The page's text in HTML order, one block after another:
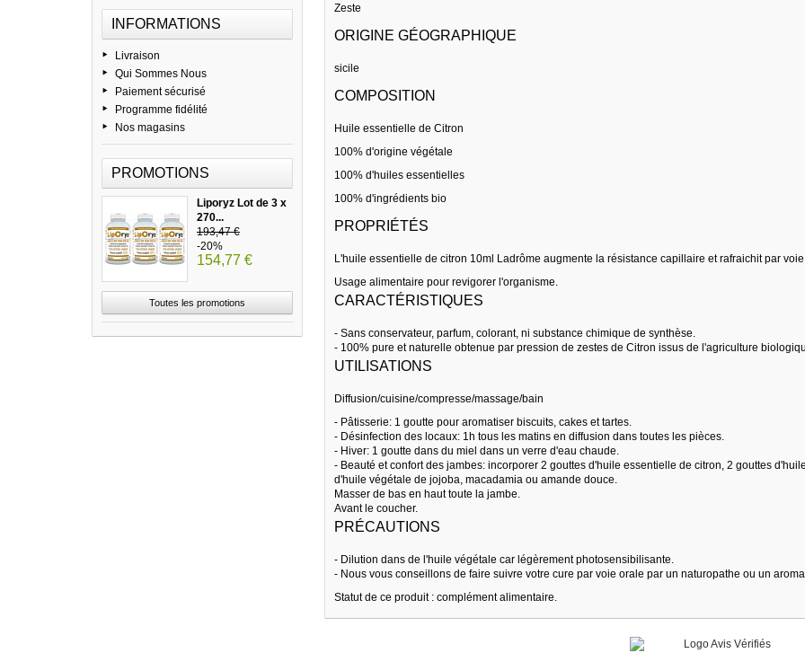
INFORMATIONS
Livraison
Qui Sommes Nous
Paiement sécurisé
Programme fidélité
Nos magasins
PROMOTIONS
Liporyz Lot de 3 x
270...
193,47 €
-20%
154,77 €
Toutes les promotions
Zeste
ORIGINE GÉOGRAPHIQUE
sicile
COMPOSITION
Huile essentielle de Citron
100% d'origine végétale
100% d'huiles essentielles
100% d'ingrédients bio
PROPRIÉTÉS
L'huile essentielle de citron 10ml Ladrôme augmente la résistance capillaire et rafraichit par
Usage alimentaire pour revigorer l'organisme.
CARACTÉRISTIQUES
- Sans conservateur, parfum, colorant, ni substance chimique de synthèse.
- 100% pure et naturelle obtenue par pression de zestes de Citron issus de l'agriculture
UTILISATIONS
Diffusion/cuisine/compresse/massage/bain
- Pâtisserie: 1 goutte pour aromatiser biscuits, cakes et tartes.
- Désinfection des locaux: 1h tous les matins en diffusion dans toutes les pièces.
- Hiver: 1 goutte dans du miel dans un verre d'eau chaude.
- Beauté et confort des jambes: incorporer 2 gouttes d'huile essentielle de citron, 2 gouttes
d'huile végétale de jojoba, macadamia ou amande douce.
Masser de bas en haut toute la jambe.
Avant le coucher.
PRÉCAUTIONS
- Dilution dans de l'huile végétale car légèrement photosensibilisante.
- Nous vous conseillons de faire suivre votre cure par voie orale par un naturopathe ou un
Statut de ce produit : complément alimentaire.